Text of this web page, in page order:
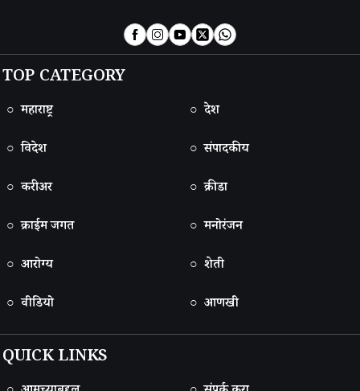
TOP CATEGORY
○ महाराष्ट्र
○ देश
○ विदेश
○ संपादकीय
○ करीअर
○ क्रीडा
○ क्राईम जगत
○ मनोरंजन
○ आरोग्य
○ शेती
○ वीडियो
○ आणखी
QUICK LINKS